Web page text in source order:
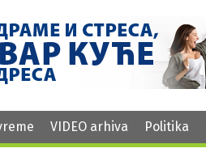
VIDEO arhiva Politika